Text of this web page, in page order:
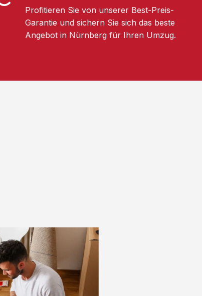
Profitieren Sie von unserer Best-Preis-
Garantie und sichern Sie sich das beste
Angebot in Nürnberg für Ihren Umzug.